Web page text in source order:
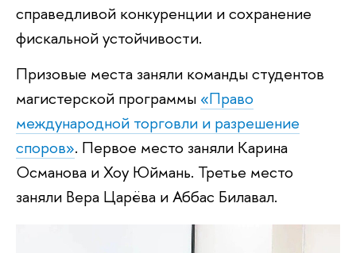
справедливой конкуренции и сохранение
фискальной устойчивости.
Призовые места заняли команды студентов
магистерской программы «Право
международной торговли и разрешение
споров». Первое место заняли Карина
Османова и Хоу Юймань. Третье место
заняли Вера Царёва и Аббас Билавал.